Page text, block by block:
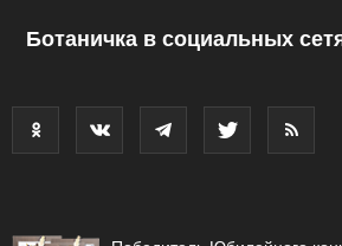
Ботаничка в социальных